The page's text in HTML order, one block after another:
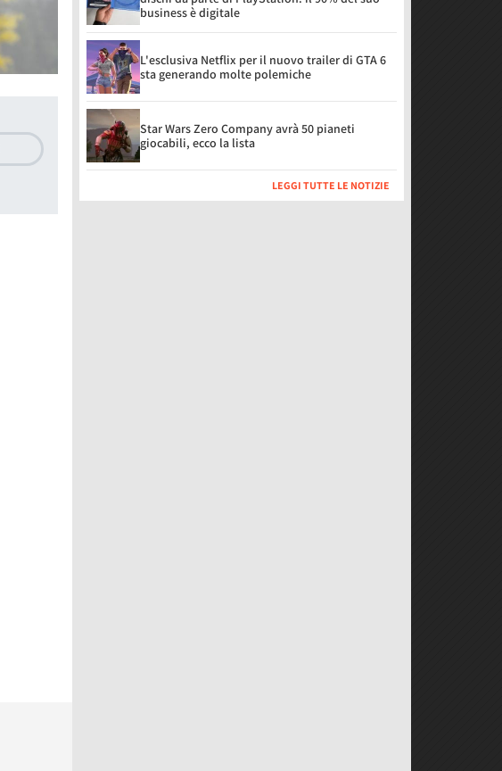
business è digitale
L'esclusiva Netflix per il nuovo trailer di GTA 6
sta generando molte polemiche
Star Wars Zero Company avrà 50 pianeti
giocabili, ecco la lista
LEGGI TUTTE LE NOTIZIE